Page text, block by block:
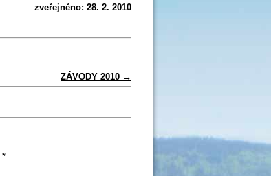
zveřejněno: 28. 2. 2010
ZÁVODY 2010 →
*